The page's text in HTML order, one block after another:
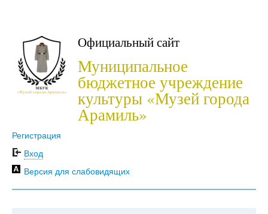
Официальный сайт
Муниципальное
бюджетное учреждение
культуры «Музей города
Арамиль»
Регистрация
Вход
Версия для слабовидящих